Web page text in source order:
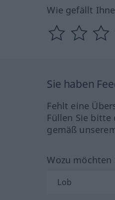
Wie gefällt
Sie haben
Fehlt eine
Füllen Sie bitte
gemäß
Wozu möchten